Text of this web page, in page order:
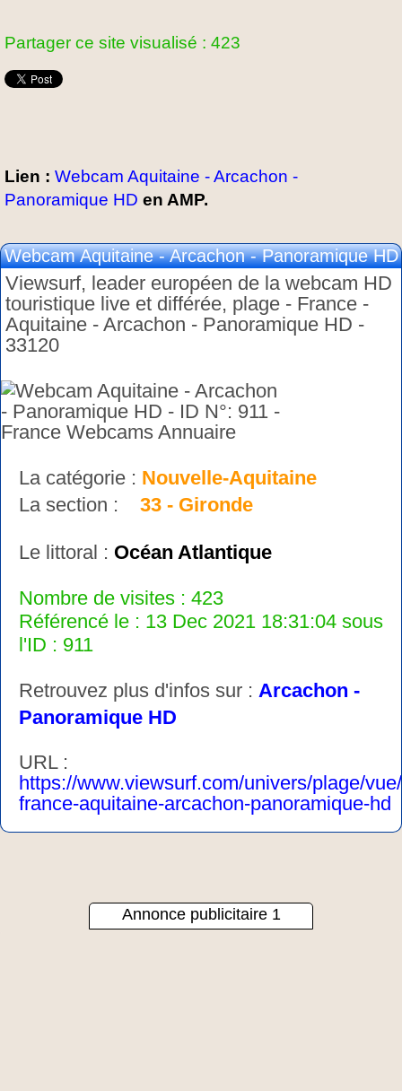
Partager ce site visualisé : 423
Lien : Webcam Aquitaine - Arcachon -
Panoramique HD en AMP.
Webcam Aquitaine - Arcachon - Panoramique HD
Viewsurf, leader européen de la webcam HD
touristique live et différée, plage - France -
Aquitaine - Arcachon - Panoramique HD -
33120
La catégorie : Nouvelle-Aquitaine
La section : 33 - Gironde
Le littoral : Océan Atlantique
Nombre de visites : 423
Référencé le : 13 Dec 2021 18:31:04 sous
l'ID : 911
Retrouvez plus d'infos sur : Arcachon -
Panoramique HD
URL :
https://www.viewsurf.com/univers/plage/
france-aquitaine-arcachon-panoramique-hd
Annonce publicitaire 1